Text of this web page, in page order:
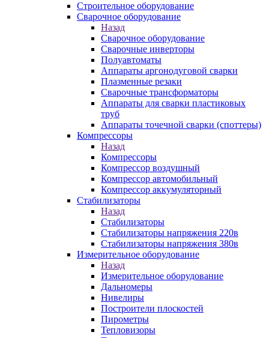
Строительное оборудование
Сварочное оборудование
Назад
Сварочное оборудование
Сварочные инверторы
Полуавтоматы
Аппараты аргонодуговой сварки
Плазменные резаки
Сварочные трансформаторы
Аппараты для сварки пластиковых
труб
Аппараты точечной сварки (споттеры)
Компрессоры
Назад
Компрессоры
Компрессор воздушный
Компрессор автомобильный
Компрессор аккумуляторный
Стабилизаторы
Назад
Стабилизаторы
Стабилизаторы напряжения 220в
Стабилизаторы напряжения 380в
Измерительное оборудование
Назад
Измерительное оборудование
Дальномеры
Нивелиры
Построители плоскостей
Пирометры
Тепловизоры